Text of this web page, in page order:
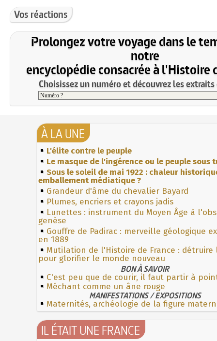
Vos réactions
Prolongez votre voyage dans le
notre
encyclopédie consacrée à l'Histoire
Choisissez un numéro et découvrez les
À LA UNE
L'élite contre le peuple
Le masque de l'ingérence ou le peuple sous
Sous le soleil de mai 1922 : chaleur
emballement médiatique ?
Grandeur d'âme du chevalier Bayard
Plumes, encriers et crayons jadis
Lunettes : instrument du Moyen Âge à
genèse
Gouffre de Padirac : merveille géologique
en 1889
Mutilation de l'Histoire de France : détruire
pour glorifier le monde nouveau
BON À SAVOIR
C'est peu que de courir, il faut partir à
Méchant comme un âne rouge
MANIFESTATIONS / EXPOSITIONS
Maternités, archéologie de la figure
IL ÉTAIT UNE FRANCE